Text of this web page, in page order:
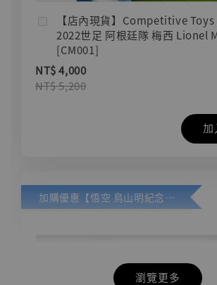
【店內現貨】Competitive
2022世足 阿根廷隊 梅西 Lionel
[CM001]
NT$ 4,000
NT$ 5,200
加購優惠【悟空 鳥山明紀念款 [奇蹟工作室]】
瀏覽更多